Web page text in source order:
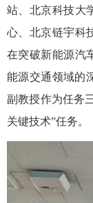
站、北京科技大
心、北京链宇科
在突破新能源汽
能源交通领域的
副教授作为任务
关键技术”任务。